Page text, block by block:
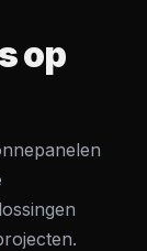
op